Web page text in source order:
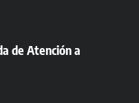
de Atención a